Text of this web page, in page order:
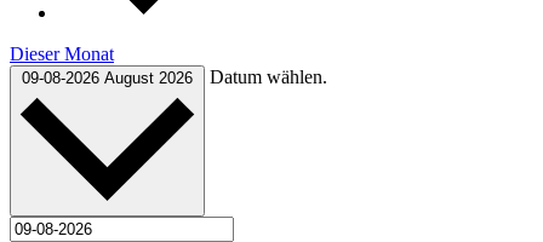
Dieser Monat
09-08-2026 August 2026 Datum wählen.